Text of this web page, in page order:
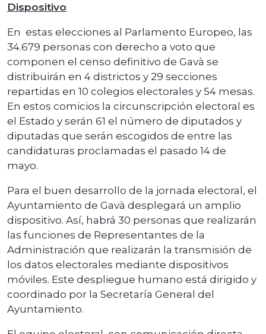
Dispositivo
En estas elecciones al Parlamento Europeo, las
34.679 personas con derecho a voto que
componen el censo definitivo de Gavà se
distribuirán en 4 districtos y 29 secciones
repartidas en 10 colegios electorales y 54 mesas.
En estos comicios la circunscripción electoral es
el Estado y serán 61 el número de diputados y
diputadas que serán escogidos de entre las
candidaturas proclamadas el pasado 14 de
mayo.
Para el buen desarrollo de la jornada electoral, el
Ayuntamiento de Gavà desplegará un amplio
dispositivo. Así, habrá 30 personas que realizarán
las funciones de Representantes de la
Administración que realizarán la transmisión de
los datos electorales mediante dispositivos
móviles. Este despliegue humano está dirigido y
coordinado por la Secretaría General del
Ayuntamiento.